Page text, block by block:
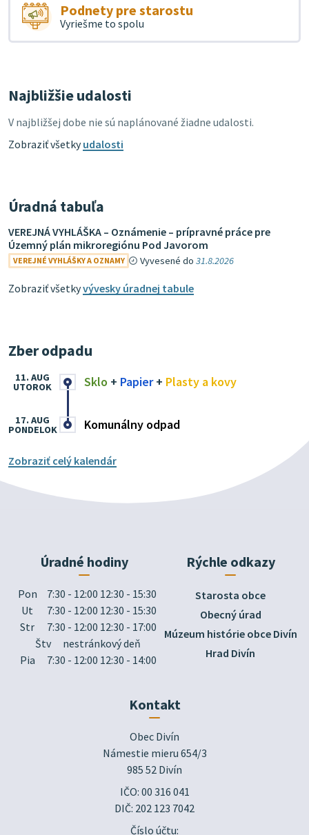
Podnety pre starostu
Vyriešme to spolu
Najbližšie udalosti
V najbližšej dobe nie sú naplánované žiadne udalosti.
Zobraziť všetkyudalosti
Úradná tabuľa
VEREJNÁ VYHLÁŠKA – Oznámenie – prípravné práce pre
Územný plán mikroregiónu Pod Javorom
VEREJNÉ VYHLÁŠKY A OZNAMY Vyvesené do31.8.2026
Zobraziť všetkyvývesky úradnej tabule
Zber odpadu
Sklo + Papier+ Plasty a kovy
11. AUG
UTOROK
Komunálny odpad
17. AUG
PONDELOK
Zobraziť celý kalendár
Úradné hodiny
Pon
7:30 - 12:00 12:30 - 15:30
Ut
7:30 - 12:00 12:30 - 15:30
Str
7:30 - 12:00 12:30 - 17:00
Štv
nestránkový deň
Pia
7:30 - 12:00 12:30 - 14:00
Rýchle odkazy
Starosta obce
Obecný úrad
Múzeum histórie obce Divín
Hrad Divín
Kontakt
Obec Divín
Námestie mieru 654/3
985 52 Divín
IČO: 00 316 041
DIČ: 202 123 7042
Číslo účtu: